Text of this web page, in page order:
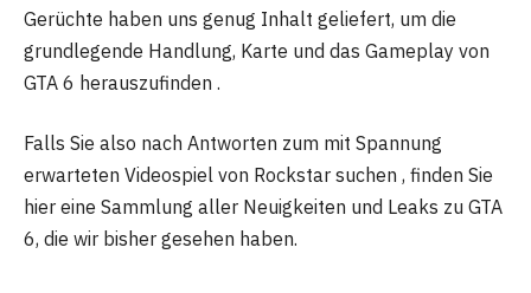
Gerüchte haben uns genug Inhalt geliefert, um die
grundlegende Handlung, Karte und das Gameplay von
GTA 6 herauszufinden .
Falls Sie also nach Antworten zum mit Spannung
erwarteten Videospiel von Rockstar suchen , finden Sie
hier eine Sammlung aller Neuigkeiten und Leaks zu GTA
6, die wir bisher gesehen haben.